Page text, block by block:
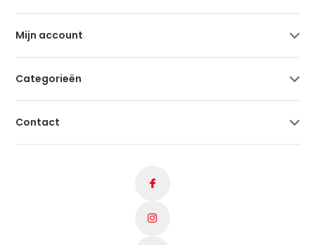
Mijn account
Categorieën
Contact